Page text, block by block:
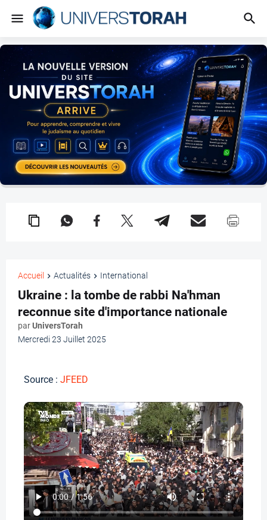
Accueil Actualités International
Ukraine : la tombe de rabbi Na'hman
reconnue site d'importance nationale
parUniversTorah
Mercredi 23 Juillet 2025
Source : JFEED